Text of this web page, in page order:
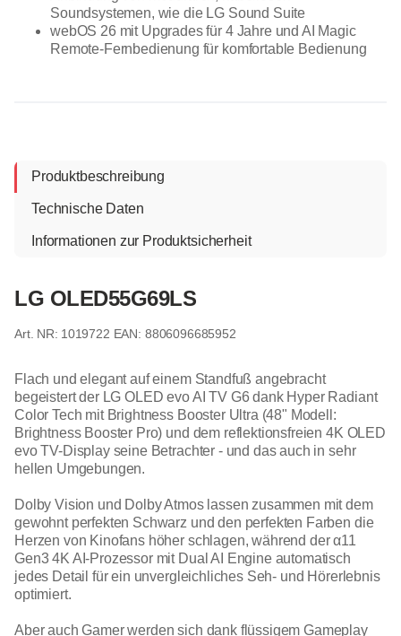
Soundsystemen, wie die LG Sound Suite
webOS 26 mit Upgrades für 4 Jahre und AI Magic
Remote-Fernbedienung für komfortable Bedienung
Produktbeschreibung
Technische Daten
Informationen zur Produktsicherheit
LG OLED55G69LS
1019722 EAN: 8806096685952
Flach und elegant auf einem Standfuß angebracht
begeistert der LG OLED evo AI TV G6 dank Hyper Radiant
Color Tech mit Brightness Booster Ultra (48" Modell:
Brightness Booster Pro) und dem reflektionsfreien 4K OLED
evo TV-Display seine Betrachter - und das auch in sehr
hellen Umgebungen.
Dolby Vision und Dolby Atmos lassen zusammen mit dem
gewohnt perfekten Schwarz und den perfekten Farben die
Herzen von Kinofans höher schlagen, während der α11
Gen3 4K AI-Prozessor mit Dual AI Engine automatisch
jedes Detail für ein unvergleichliches Seh- und Hörerlebnis
optimiert.
Aber auch Gamer werden sich dank flüssigem Gameplay